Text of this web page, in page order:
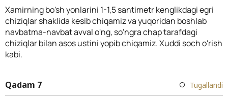
Xamirning bo'sh yonlarini 1-1,5 santimetr kenglikdagi egri
chiziqlar shaklida kesib chiqamiz va yuqoridan boshlab
navbatma-navbat avval o'ng, so'ngra chap tarafdagi
chiziqlar bilan asos ustini yopib chiqamiz. Xuddi soch o'rish
kabi.
Qadam 7 Tugallandi